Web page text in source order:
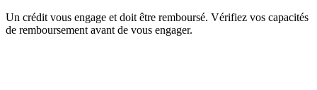
Un crédit vous engage et doit être remboursé. Vérifiez vos capacités
de remboursement avant de vous engager.